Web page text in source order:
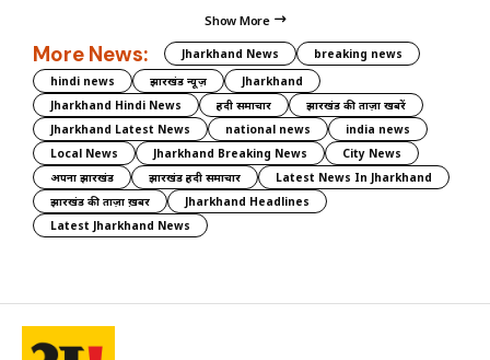
Show More
More News: Jharkhand News
breaking news
hindi news
झारखंड न्यूज़
Jharkhand
Jharkhand Hindi News
हिंदी समाचार
झारखंड की ताज़ा खबरें
Jharkhand Latest News
national news
india news
Local News
Jharkhand Breaking News
City News
अपना झारखंड
झारखंड हिंदी समाचार
Latest News In Jharkhand
झारखंड की ताज़ा ख़बर
Jharkhand Headlines
Latest Jharkhand News